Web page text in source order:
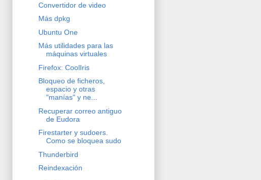
Convertidor de video
Más dpkg
Ubuntu One
Más utilidades para las
máquinas virtuales
Firefox: CoolIris
Bloqueo de ficheros,
espacio y otras
"manías" y ne...
Recuperar correo antiguo
de Eudora
Firestarter y sudoers.
Como se bloquea sudo
Thunderbird
Reindexación